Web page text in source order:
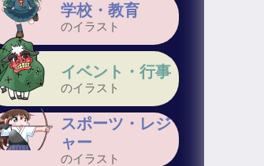
学校・教育
のイラスト
イベント・行事
のイラスト
スポーツ・レジ
ャー
のイラスト